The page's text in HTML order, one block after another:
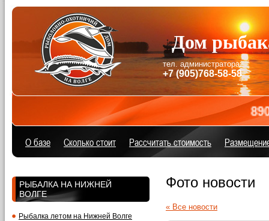
Дом
О базе Сколько стоит Расcчитать стоимость
тел. администратора:
+7 (905)768-58-58
РЫБАЛКА НА НИЖНЕЙ
ВОЛГЕ
Рыбалка летом на Нижней Волге
Фото новости
« Все новости